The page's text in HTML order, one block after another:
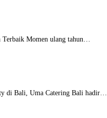
Terbaik Momen ulang tahun…
di Bali, Uma Catering Bali hadir…